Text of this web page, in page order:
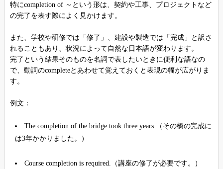
特にcompletion of ～という形は、契約や工事、プロジェクトなど
の完了を表す際によく見かけます。
また、学校や研修では「修了」、建設や製造では「完成」と訳さ
れることもあり、状況によって自然な日本語が変わります。
完了という結果そのものを名詞で表したいときに便利な語なの
で、動詞のcompleteとあわせて覚えておくと表現の幅が広がりま
す。
例文：
The completion of the bridge took three years.（その橋の完成に
は3年かかりました。）
Course completion is required.（講座の修了が必要です。）